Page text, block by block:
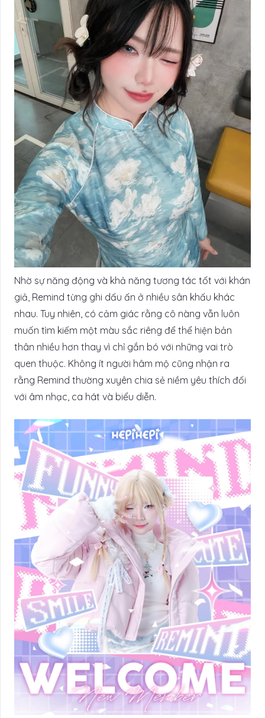
Nhờ sự năng động và khả năng tương tác tốt với khán
giả, Remind từng ghi dấu ấn ở nhiều sân khấu khác
nhau. Tuy nhiên, có cảm giác rằng cô nàng vẫn luôn
muốn tìm kiếm một màu sắc riêng để thể hiện bản
thân nhiều hơn thay vì chỉ gắn bó với những vai trò
quen thuộc. Không ít người hâm mộ cũng nhận ra
rằng Remind thường xuyên chia sẻ niềm yêu thích đối
với âm nhạc, ca hát và biểu diễn.